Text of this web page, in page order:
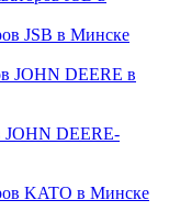
JSB в Минске
JOHN DEERE в
JOHN DEERE-
KATO в Минске